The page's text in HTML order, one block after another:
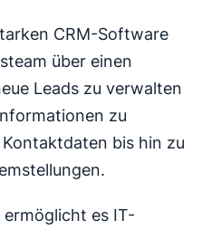
CRM-Software
über einen
Leads zu verwalten
zu
bis hin zu
ermöglicht es IT-